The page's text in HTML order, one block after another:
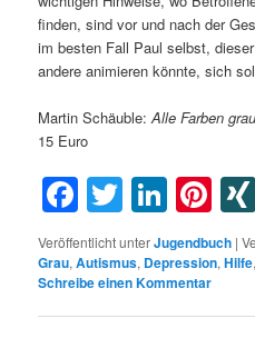
finden, sind vor und nach der
im besten Fall Paul selbst,
andere animieren könnte, sich
Martin Schäuble:Alle Farben grau
15 Euro
Facebook
Twitter
Veröffentlicht unterJugendbuch |
Grau,Autismus, Depression,Hilfe
Schreibe einen Kommentar